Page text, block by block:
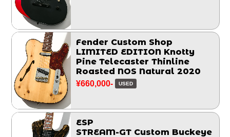
Fender Custom Shop
LIMITED EDITION Knotty
Pine Telecaster Thinline
Roasted NOS Natural 2020
¥660,000- USED
ESP
STREAM-GT Custom Buckeye